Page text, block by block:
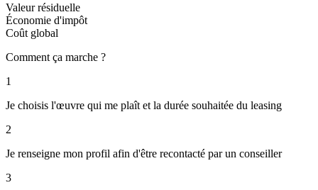
Valeur résiduelle
Économie d'impôt
Coût global
Comment ça marche ?
1
Je choisis l'œuvre qui me plaît et la durée souhaitée du leasing
2
Je renseigne mon profil afin d'être recontacté par un conseiller
3